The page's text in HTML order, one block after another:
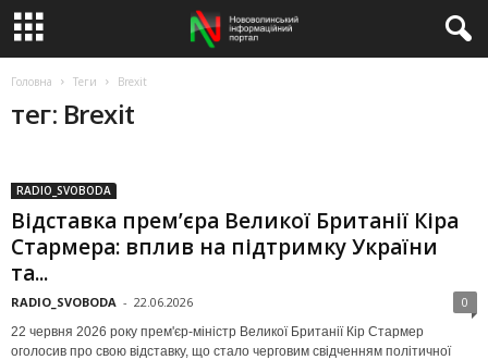
Головна Теги Brexit
тег: Brexit
RADIO_SVOBODA
Відставка прем’єра Великої Британії Кіра
Стармера: вплив на підтримку України
та...
RADIO_SVOBODA - 22.06.2026 0
22 червня 2026 року прем'єр-міністр Великої Британії Кір Стармер
оголосив про свою відставку, що стало черговим свідченням політичної